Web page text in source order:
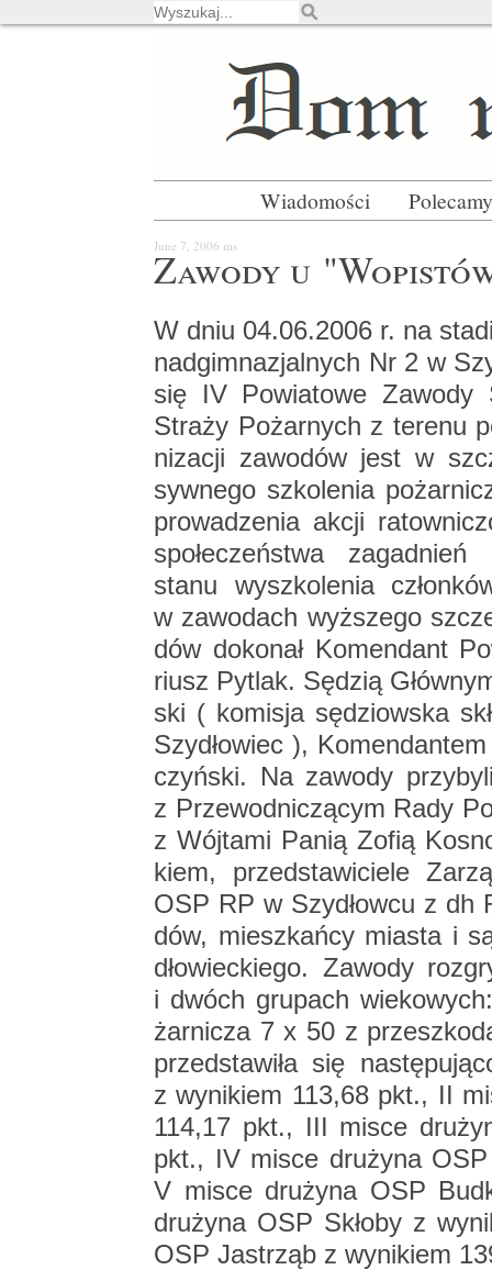
Wiadomości Polecamy
June 7, 2006 ms
Za­wo­dy u
W dniu 04.06.2006 r. na
nad­gim­na­zjal­nych Nr 2 w
się IV Po­wia­to­we Za­wo­dy
Stra­ży Po­żar­nych z te­re­nu
ni­za­cji za­wo­dów jest w
syw­ne­go szko­le­nia
pro­wa­dze­nia akcji
spo­łe­czeń­stwa
stanu wy­szko­le­nia
w za­wo­dach wyż­sze­go
dów do­ko­nał Ko­men­dant
riusz Py­tlak. Sę­dzią
ski ( ko­mi­sja sę­dziow­ska
Szy­dło­wiec ),
czyń­ski. Na za­wo­dy
z Prze­wod­ni­czą­cym Rady
z Wój­ta­mi Panią Zofią
kiem, przed­sta­wi­cie­le
OSP RP w Szy­dłow­cu z dh
dów, miesz­kań­cy mia­sta i
dło­wiec­kie­go. Za­wo­dy
i dwóch gru­pach
żar­ni­cza 7 x 50 z
przed­sta­wi­ła się
z wy­ni­kiem 113,68 pkt., II
114,17 pkt., III misce
pkt., IV misce dru­ży­na
V misce dru­ży­na OSP
dru­ży­na OSP Skło­by z
OSP Ja­strząb z wy­ni­kiem